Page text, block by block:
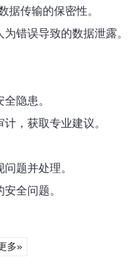
据传输的保密性。
错误导致的数据泄露。
隐患。
，获取专业建议。
题并处理。
全问题。
多»